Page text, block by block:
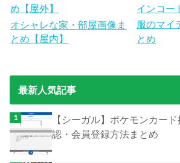
め【屋外】
インコー
オシャレな家・部屋画像ま
とめ【屋内】
服のマイ
とめ
最新人気記事
【シーガル】ポケモンカー
認・会員登録方法まとめ